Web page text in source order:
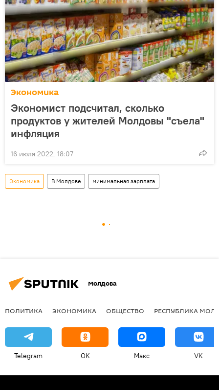
Экономика
Экономист подсчитал, сколько
продуктов у жителей Молдовы "съела"
инфляция
16 июля 2022, 18:07
Экономика В Молдове минимальная зарплата
Молдова
ПОЛИТИКА ЭКОНОМИКА ОБЩЕСТВО РЕСПУБЛИКА
Telegram OK Макс VK